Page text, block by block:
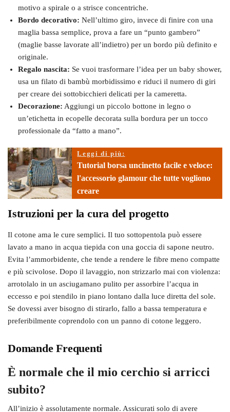
motivo a spirale o a strisce concentriche.
Bordo decorativo: Nell’ultimo giro, invece di finire con una
maglia bassa semplice, prova a fare un “punto gambero”
(maglie basse lavorate all’indietro) per un bordo più definito e
originale.
Regalo nascita: Se vuoi trasformare l’idea per un baby shower,
usa un filato di bambù morbidissimo e riduci il numero di giri
per creare dei sottobicchieri delicati per la cameretta.
Decorazione: Aggiungi un piccolo bottone in legno o
un’etichetta in ecopelle decorata sulla bordura per un tocco
professionale da “fatto a mano”.
Leggi di più:
Tutorial borsa uncinetto facile e veloce:
l'accessorio glamour che tutte vogliono
creare
Istruzioni per la cura del progetto
Il cotone ama le cure semplici. Il tuo sottopentola può essere
lavato a mano in acqua tiepida con una goccia di sapone neutro.
Evita l’ammorbidente, che tende a rendere le fibre meno compatte
e più scivolose. Dopo il lavaggio, non strizzarlo mai con violenza:
arrotolalo in un asciugamano pulito per assorbire l’acqua in
eccesso e poi stendilo in piano lontano dalla luce diretta del sole.
Se dovessi aver bisogno di stirarlo, fallo a bassa temperatura e
preferibilmente coprendolo con un panno di cotone leggero.
Domande Frequenti
È normale che il mio cerchio si arricci
subito?
All’inizio è assolutamente normale. Assicurati solo di avere